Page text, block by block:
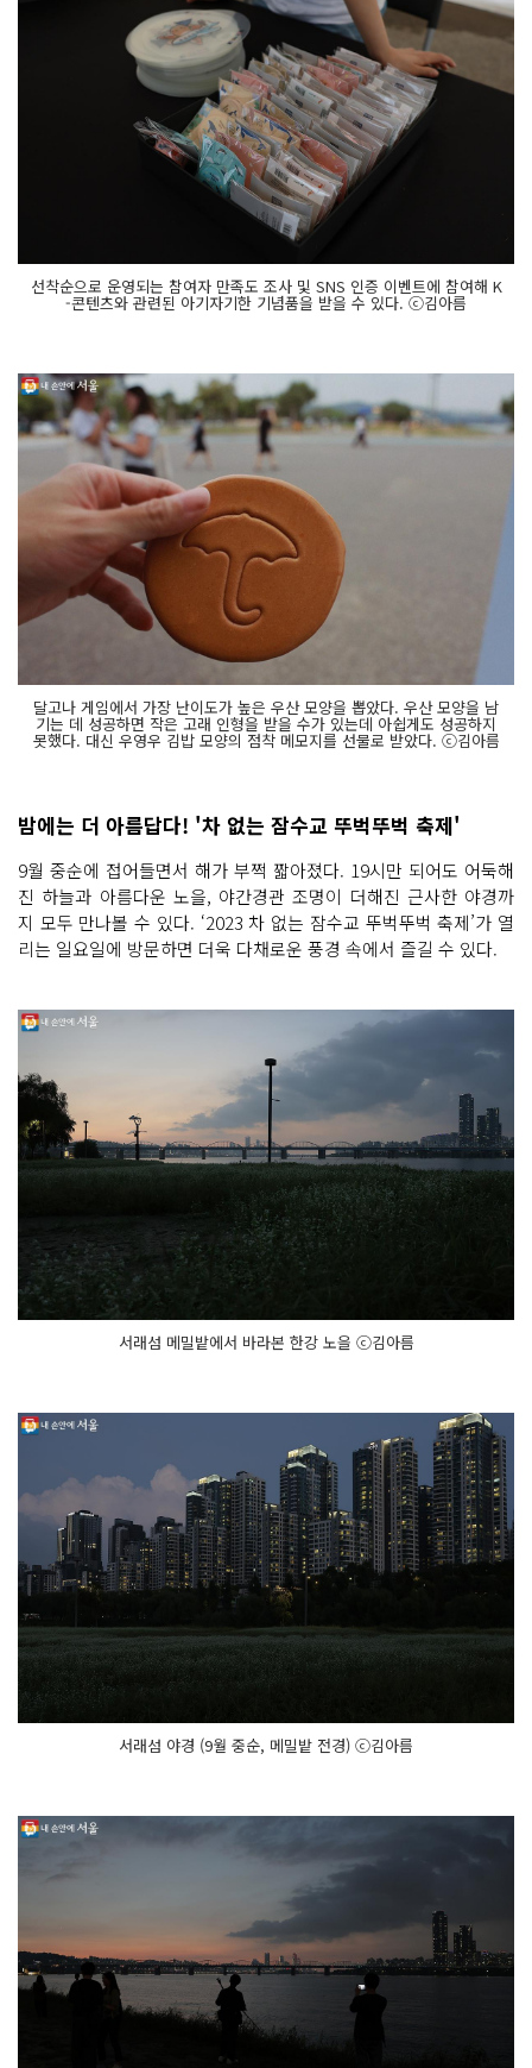
선착순으로 운영되는 참여자 만족도 조사 및 SNS 인증 이벤트에 참여해 K
-콘텐츠와 관련된 아기자기한 기념품을 받을 수 있다. ⓒ김아름
달고나 게임에서 가장 난이도가 높은 우산 모양을 뽑았다. 우산 모양을 남
기는 데 성공하면 작은 고래 인형을 받을 수가 있는데 아쉽게도 성공하지
못했다. 대신 우영우 김밥 모양의 점착 메모지를 선물로 받았다. ⓒ김아름
밤에는 더 아름답다! '차 없는 잠수교 뚜벅뚜벅 축제'
9월 중순에 접어들면서 해가 부쩍 짧아졌다. 19시만 되어도 어둑해
진 하늘과 아름다운 노을, 야간경관 조명이 더해진 근사한 야경까
지 모두 만나볼 수 있다. ‘2023 차 없는 잠수교 뚜벅뚜벅 축제’가 열
리는 일요일에 방문하면 더욱 다채로운 풍경 속에서 즐길 수 있다.
서래섬 메밀밭에서 바라본 한강 노을 ⓒ김아름
서래섬 야경 (9월 중순, 메밀밭 전경) ⓒ김아름